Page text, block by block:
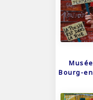
Bourg-